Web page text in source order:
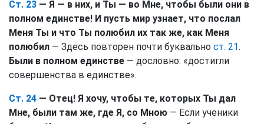
Ст. 23 — Я — в них, и Ты — во Мне, чтобы были они в
полном единстве! И пусть мир узнает, что послал
Меня Ты и что Ты полюбил их так же, как Меня
полюбил — Здесь повторен почти буквально ст. 21.
Были в полном единстве — дословно: «достигли
совершенства в единстве».
Ст. 24 — Отец! Я хочу, чтобы те, которых Ты дал
Мне, были там же, где Я, со Мною — Если ученики